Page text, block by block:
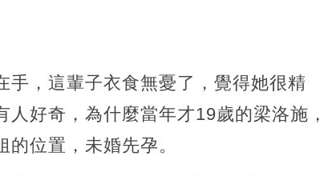
手，這輩子衣食無憂了，覺得她很精
好奇，為什麼當年才19歲的梁洛施，
位置，未婚先孕。